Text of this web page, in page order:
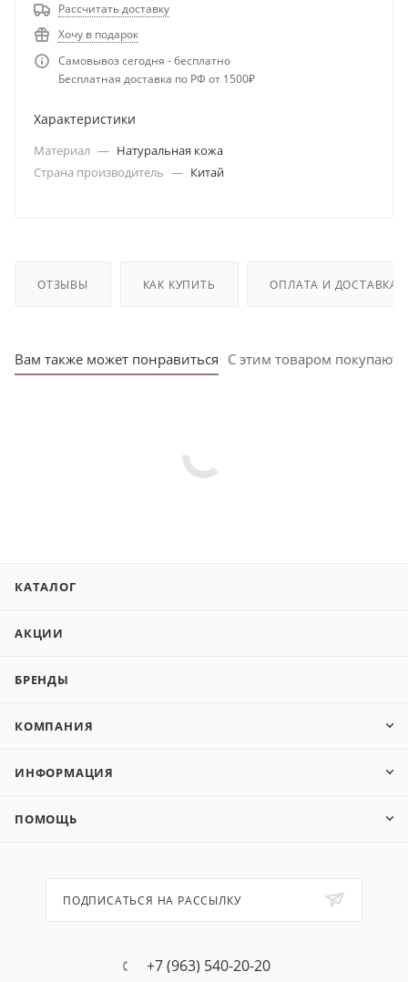
Рассчитать доставку
Хочу в подарок
Самовывоз сегодня - бесплатно
Бесплатная доставка по РФ от 1500₽
Характеристики
Материал — Натуральная кожа
Страна производитель — Китай
ОТЗЫВЫ КАК КУПИТЬ ОПЛАТА И ДОСТАВКА
Вам также может понравиться С этим товаром покупают
КАТАЛОГ
АКЦИИ
БРЕНДЫ
КОМПАНИЯ
ИНФОРМАЦИЯ
ПОМОЩЬ
ПОДПИСАТЬСЯ НА РАССЫЛКУ
+7 (963) 540-20-20